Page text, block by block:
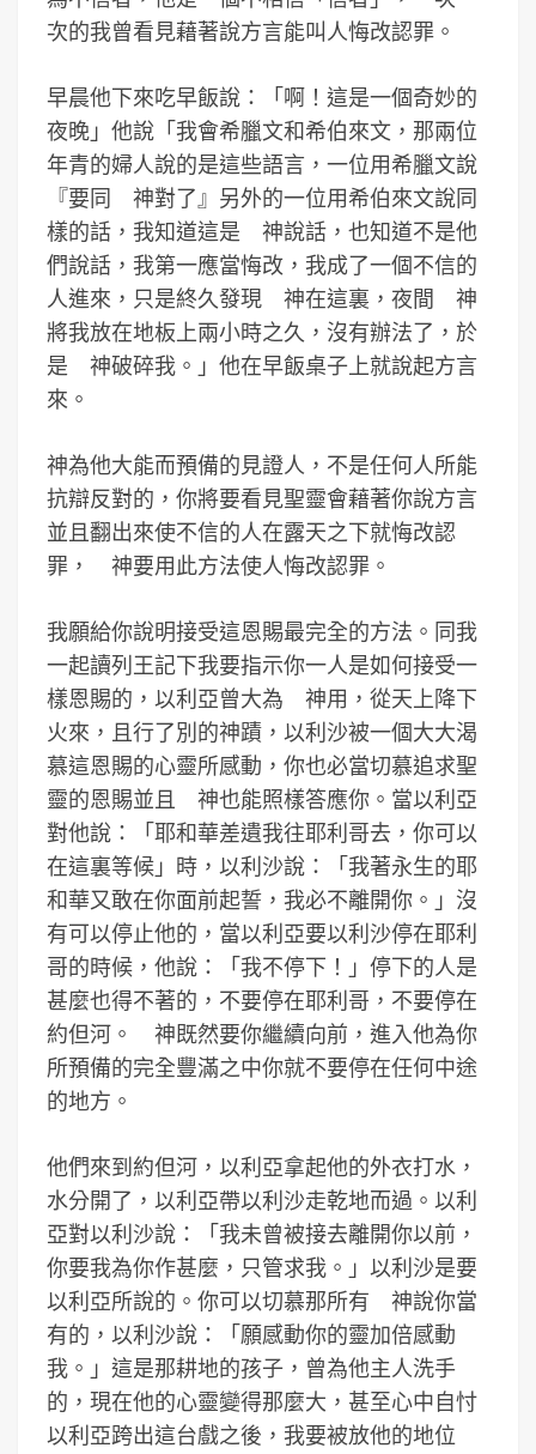
次的我曾看見藉著說方言能叫人悔改認罪。
早晨他下來吃早飯說：「啊！這是一個奇妙的
夜晚」他說「我會希臘文和希伯來文，那兩位
年青的婦人說的是這些語言，一位用希臘文說
『要同 神對了』另外的一位用希伯來文說同
樣的話，我知道這是 神說話，也知道不是他
們說話，我第一應當悔改，我成了一個不信的
人進來，只是終久發現 神在這裏，夜間 神
將我放在地板上兩小時之久，沒有辦法了，於
是 神破碎我。」他在早飯桌子上就說起方言
來。
神為他大能而預備的見證人，不是任何人所能
抗辯反對的，你將要看見聖靈會藉著你說方言
並且翻出來使不信的人在露天之下就悔改認
罪， 神要用此方法使人悔改認罪。
我願給你說明接受這恩賜最完全的方法。同我
一起讀列王記下我要指示你一人是如何接受一
樣恩賜的，以利亞曾大為 神用，從天上降下
火來，且行了別的神蹟，以利沙被一個大大渴
慕這恩賜的心靈所感動，你也必當切慕追求聖
靈的恩賜並且 神也能照樣答應你。當以利亞
對他說：「耶和華差遺我往耶利哥去，你可以
在這裏等候」時，以利沙說：「我著永生的耶
和華又敢在你面前起誓，我必不離開你。」沒
有可以停止他的，當以利亞要以利沙停在耶利
哥的時候，他說：「我不停下！」停下的人是
甚麼也得不著的，不要停在耶利哥，不要停在
約但河。 神既然要你繼續向前，進入他為你
所預備的完全豐滿之中你就不要停在任何中途
的地方。
他們來到約但河，以利亞拿起他的外衣打水，
水分開了，以利亞帶以利沙走乾地而過。以利
亞對以利沙說：「我未曾被接去離開你以前，
你要我為你作甚麼，只管求我。」以利沙是要
以利亞所說的。你可以切慕那所有 神說你當
有的，以利沙說：「願感動你的靈加倍感動
我。」這是那耕地的孩子，曾為他主人洗手
的，現在他的心靈變得那麼大，甚至心中自忖
以利亞跨出這台戲之後，我要被放他的地位